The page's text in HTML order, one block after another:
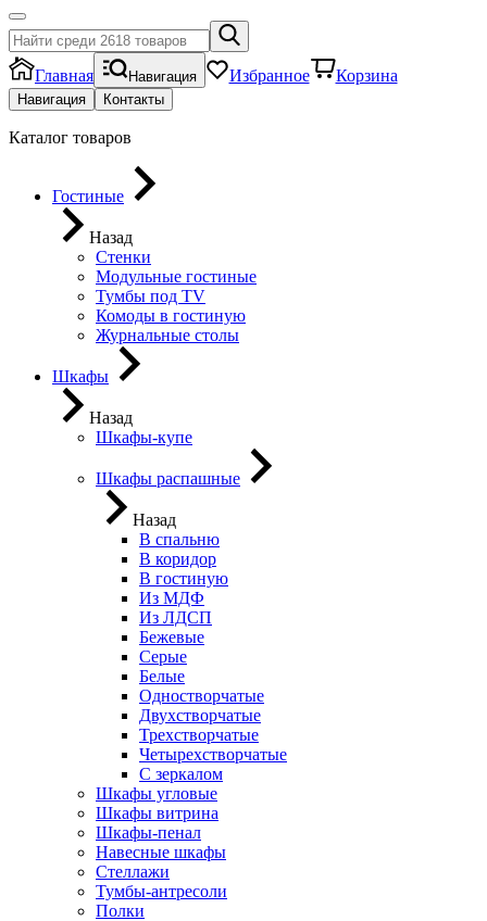
Главная Навигация Избранное Корзина
Навигация Контакты
Каталог товаров
Гостиные
Назад
Стенки
Модульные гостиные
Тумбы под ТV
Комоды в гостиную
Журнальные столы
Шкафы
Назад
Шкафы-купе
Шкафы распашные
Назад
В спальню
В коридор
В гостиную
Из МДФ
Из ЛДСП
Бежевые
Серые
Белые
Одностворчатые
Двухстворчатые
Трехстворчатые
Четырехстворчатые
С зеркалом
Шкафы угловые
Шкафы витрина
Шкафы-пенал
Навесные шкафы
Стеллажи
Тумбы-антресоли
Полки